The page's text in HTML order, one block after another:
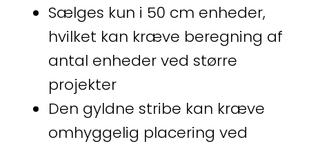
Sælges kun i 50 cm enheder,
hvilket kan kræve beregning af
antal enheder ved større
projekter
Den gyldne stribe kan kræve
omhyggelig placering ved